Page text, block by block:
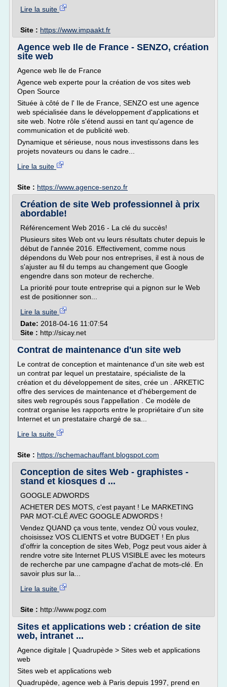
Lire la suite
Site : https://www.impaakt.fr
Agence web Ile de France - SENZO, création
site web
Agence web Ile de France
Agence web experte pour la création de vos sites web
Open Source
Située à côté de l' Ile de France, SENZO est une agence
web spécialisée dans le développement d'applications et
site web. Notre rôle s'étend aussi en tant qu'agence de
communication et de publicité web.
Dynamique et sérieuse, nous nous investissons dans les
projets novateurs ou dans le cadre...
Lire la suite
Site : https://www.agence-senzo.fr
Création de site Web professionnel à prix
abordable!
Référencement Web 2016 - La clé du succès!
Plusieurs sites Web ont vu leurs résultats chuter depuis le
début de l'année 2016. Effectivement, comme nous
dépendons du Web pour nos entreprises, il est à nous de
s'ajuster au fil du temps au changement que Google
engendre dans son moteur de recherche.
La priorité pour toute entreprise qui a pignon sur le Web
est de positionner son...
Lire la suite
Date: 2018-04-16 11:07:54
Site : http://sicay.net
Contrat de maintenance d'un site web
Le contrat de conception et maintenance d'un site web est
un contrat par lequel un prestataire, spécialiste de la
création et du développement de sites, crée un . ARKETIC
offre des services de maintenance et d'hébergement de
sites web regroupés sous l'appellation . Ce modèle de
contrat organise les rapports entre le propriétaire d'un site
Internet et un prestataire chargé de sa...
Lire la suite
Site : https://schemachauffant.blogspot.com
Conception de sites Web - graphistes -
stand et kiosques d ...
GOOGLE ADWORDS
ACHETER DES MOTS, c'est payant ! Le MARKETING
PAR MOT-CLÉ AVEC GOOGLE ADWORDS !
Vendez QUAND ça vous tente, vendez OÙ vous voulez,
choisissez VOS CLIENTS et votre BUDGET ! En plus
d'offrir la conception de sites Web, Pogz peut vous aider à
rendre votre site Internet PLUS VISIBLE avec les moteurs
de recherche par une campagne d'achat de mots-clé. En
savoir plus sur la...
Lire la suite
Site : http://www.pogz.com
Sites et applications web : création de site
web, intranet ...
Agence digitale | Quadrupède > Sites web et applications
web
Sites web et applications web
Quadrupède, agence web à Paris depuis 1997, prend en